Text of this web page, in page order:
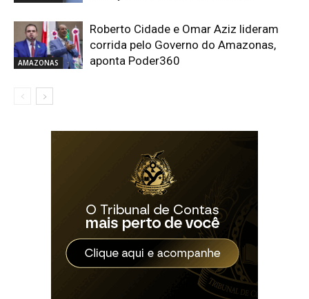
AMAZONAS
Roberto Cidade e Omar Aziz lideram
corrida pelo Governo do Amazonas,
aponta Poder360